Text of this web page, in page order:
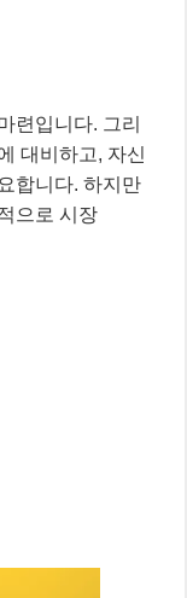
련입니다. 그리
대비하고, 자신
합니다. 하지만
으로 시장